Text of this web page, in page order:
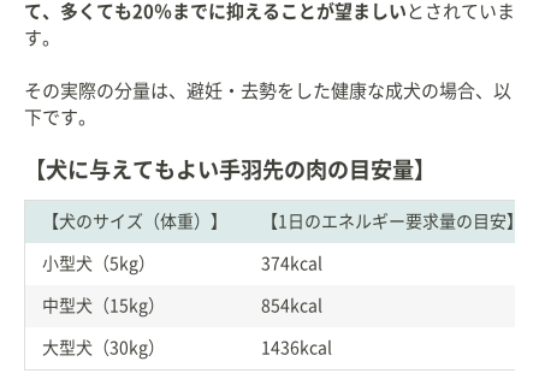
て、多くても20％までに抑えることが望ましい とされていま
す。
その実際の分量は、避妊・去勢をした健康な成犬の場合、以
下です。
【犬に与えてもよい手羽先の肉の目安量】
【犬のサイズ（体重）】 【1日のエネルギー要求量の目安】
小型犬（5kg） 374kcal
中型犬（15kg） 854kcal
大型犬（30kg） 1436kcal